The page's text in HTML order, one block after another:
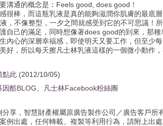
溝通的概念是：Feels good, does good！
很棒，而這瓶乳液是真的能夠滋潤你肌膚的最底
，不像整型，一夕之間就感受到它的不可思議！
自己的滿足，同時想像著does good的到來，那種
內心的深層幸福感，即使明天又要工作，但至少
好，所以每天擦凡士林乳液這樣的一個微小動作，
點此 (2012/10/05)
因酷BLOG 凡士林Facebook粉絲團
分享，智慧財產權屬原廣告製作公司／廣告客戶所
例出處，任何轉載、複製等利用行為，請附上出處